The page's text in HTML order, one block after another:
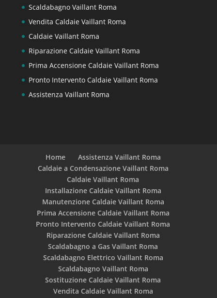
Scaldabagno Vaillant Roma
Vendita Caldaie Vaillant Roma
Caldaie Vaillant Roma
Riparazione Caldaie Vaillant Roma
Prima Accensione Caldaie Vaillant Roma
Pronto Intervento Caldaie Vaillant Roma
Assistenza Vaillant Roma
Home
Assistenza Vaillant Roma
Caldaie a Condensazione Vaillant Roma
Caldaie Vaillant Roma
Installazione Caldaie Vaillant Roma
Manutenzione Caldaie Vaillant Roma
Prima Accensione Caldaie Vaillant Roma
Pronto Intervento Caldaie Vaillant Roma
Riparazione Caldaie Vaillant Roma
Scaldabagno a Gas Vaillant Roma
Scaldabagno Elettrico Vaillant Roma
Scaldabagno Vaillant Roma
Sostituzione Caldaie Vaillant Roma
Vendita Caldaie Vaillant Roma